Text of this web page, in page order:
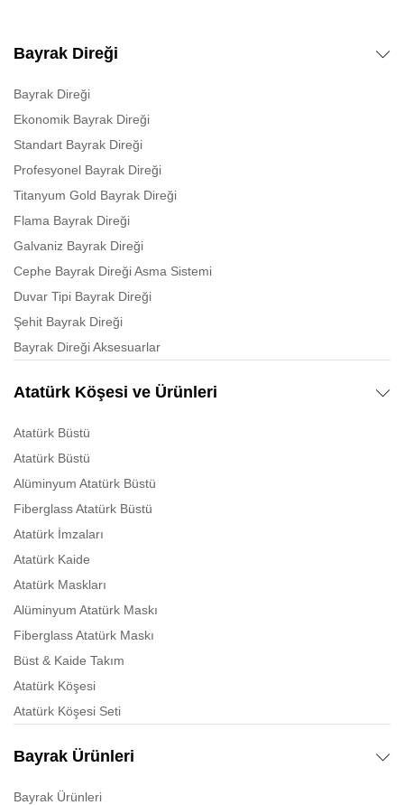
Bayrak Direği
Bayrak Direği
Ekonomik Bayrak Direği
Standart Bayrak Direği
Profesyonel Bayrak Direği
Titanyum Gold Bayrak Direği
Flama Bayrak Direği
Galvaniz Bayrak Direği
Cephe Bayrak Direği Asma Sistemi
Duvar Tipi Bayrak Direği
Şehit Bayrak Direği
Bayrak Direği Aksesuarlar
Atatürk Köşesi ve Ürünleri
Atatürk Büstü
Atatürk Büstü
Alüminyum Atatürk Büstü
Fiberglass Atatürk Büstü
Atatürk İmzaları
Atatürk Kaide
Atatürk Maskları
Alüminyum Atatürk Maskı
Fiberglass Atatürk Maskı
Büst & Kaide Takım
Atatürk Köşesi
Atatürk Köşesi Seti
Bayrak Ürünleri
Bayrak Ürünleri